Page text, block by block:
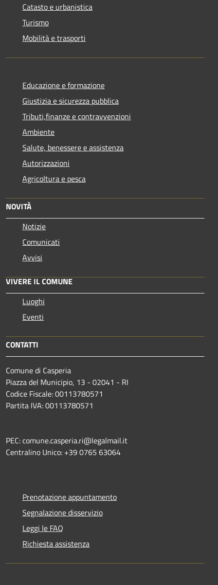
Catasto e urbanistica
Turismo
Mobilità e trasporti
Educazione e formazione
Giustizia e sicurezza pubblica
Tributi,finanze e contravvenzioni
Ambiente
Salute, benessere e assistenza
Autorizzazioni
Agricoltura e pesca
NOVITÀ
Notizie
Comunicati
Avvisi
VIVERE IL COMUNE
Luoghi
Eventi
CONTATTI
Comune di Casperia
Piazza del Municipio, 13 - 02041 - RI
Codice Fiscale: 00113780571
Partita IVA: 00113780571
PEC: comune.casperia.ri@legalmail.it
Centralino Unico: +39 0765 63064
Prenotazione appuntamento
Segnalazione disservizio
Leggi le FAQ
Richiesta assistenza